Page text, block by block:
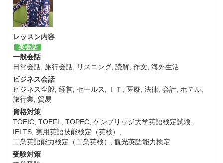
レッスン内容
英会話
一般会話
日常会話, 旅行会話, リスニング, 読解, 作文, 海外生活
ビジネス会話
ビジネス全般, 経営, セールス, ＩＴ , 医療, 法律, 会計, ホテル,
旅行業, 貿易
資格対策
TOEIC, TOEFL, TOPEC, ケンブリッジ大学英語検定試験,
IELTS, 実用英語技能検定（英検） ,
工業英語能力検定（工業英検） , 観光英語能力検定
受験対策